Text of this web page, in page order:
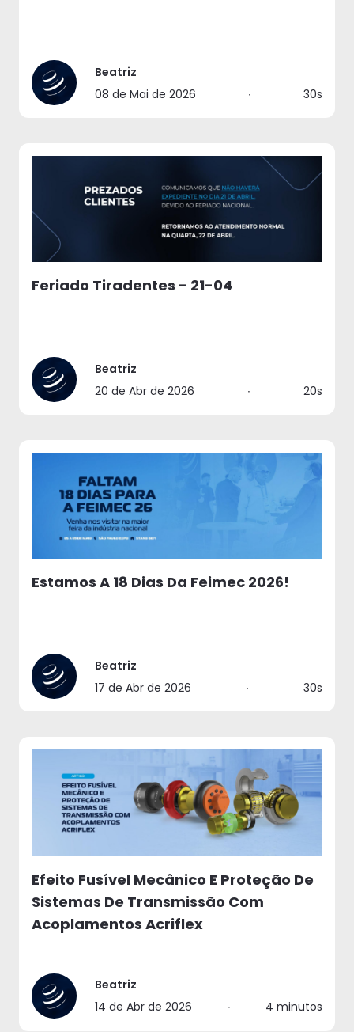
Beatriz
08 de Mai de 2026
∙ 30s
Feriado Tiradentes - 21-04
Beatriz
20 de Abr de 2026
∙ 20s
Estamos A 18 Dias Da Feimec 2026!
Beatriz
17 de Abr de 2026
∙ 30s
Efeito Fusível Mecânico E Proteção De
Sistemas De Transmissão Com
Acoplamentos Acriflex
Beatriz
14 de Abr de 2026
∙ 4 minutos